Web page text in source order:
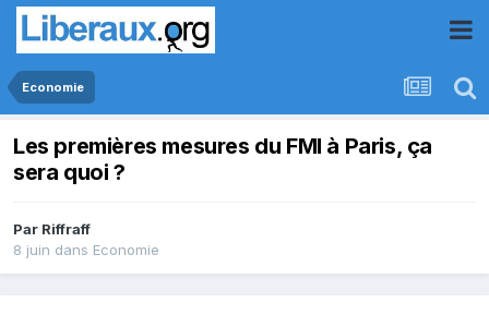
Economie
Les premières mesures du FMI à Paris, ça
sera quoi ?
Par Riffraff
8 juin dans Economie